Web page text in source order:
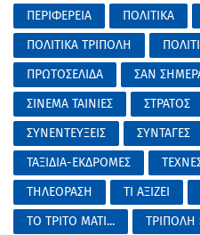
ΠΕΡΙΦΕΡΕΙΑ
ΠΟΛΙΤΙΚΑ
ΠΟΛΙΤΙΚΑ ΤΡΙΠΟΛΗ
ΠΡΩΤΟΣΕΛΙΔΑ
ΣΑΝ
ΣΙΝΕΜΑ ΤΑΙΝΙΕΣ
ΣΤΡΑΤΟΣ
ΣΥΝΕΝΤΕΥΞΕΙΣ
ΣΥΝΤΑΓΕΣ
ΤΑΞΙΔΙΑ-ΕΚΔΡΟΜΕΣ
ΤΗΛΕΟΡΑΣΗ
ΤΙ ΑΞΙΖΕΙ
ΤΟ ΤΡΙΤΟ ΜΑΤΙ...
ΤΡΙΠΟΛΗ